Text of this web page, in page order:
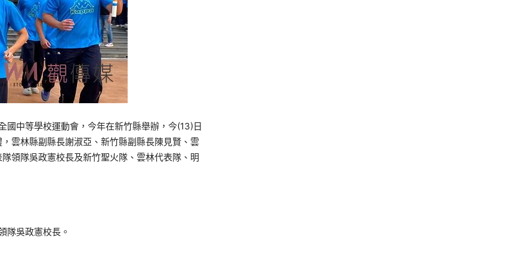
國中等學校運動會，今年在新竹縣舉辦，今(13)日
雲林縣副縣長謝淑亞、新竹縣副縣長陳見賢、雲
領隊吳政憲校長及新竹聖火隊、雲林代表隊、明
隊吳政憲校長。